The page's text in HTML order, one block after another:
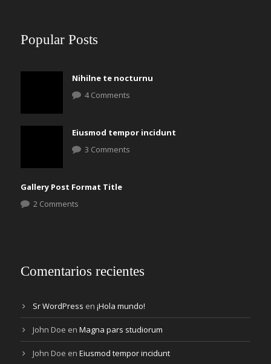
Popular Posts
Nihilne te nocturnu
4 Comments
Eiusmod tempor incidunt
3 Comments
Gallery Post Format Title
2 Comments
Comentarios recientes
Sr WordPress en ¡Hola mundo!
John Doe en Magna pars studiorum
John Doe en Eiusmod tempor incidunt